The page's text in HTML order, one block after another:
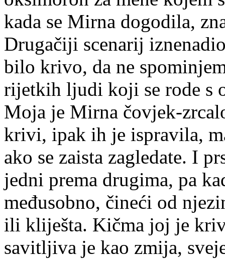
kada se Mirna dogodila,
Drugačiji scenarij
bilo krivo, da ne
rijetkih ljudi koji se rode s
Moja je Mirna čovjek-
krivi, ipak ih je ispravila,
ako se zaista zagledate. I
jedni prema drugima, pa
međusobno, čineći od
ili kliješta. Kičma joj je
savitljiva je kao zmija,